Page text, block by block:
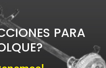
PARA